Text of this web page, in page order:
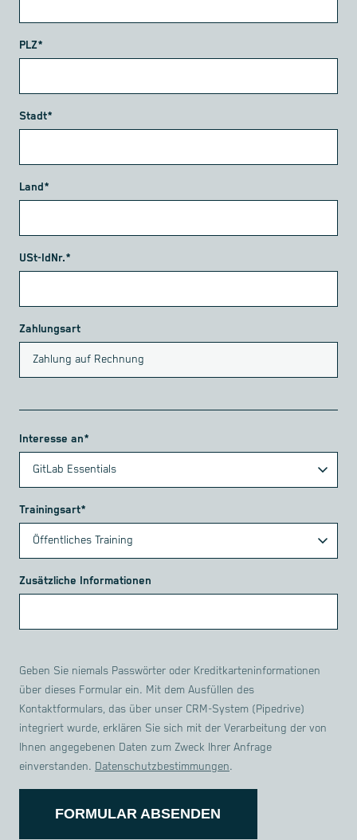
PLZ*
Stadt*
Land*
USt-IdNr.*
Zahlungsart
Interesse an*
Trainingsart*
Zusätzliche Informationen
Geben Sie niemals Passwörter oder Kreditkarteninformationen
über dieses Formular ein. Mit dem Ausfüllen des
Kontaktformulars, das über unser CRM-System (Pipedrive)
integriert wurde, erklären Sie sich mit der Verarbeitung der von
Ihnen angegebenen Daten zum Zweck Ihrer Anfrage
einverstanden. Datenschutzbestimmungen.
FORMULAR ABSENDEN